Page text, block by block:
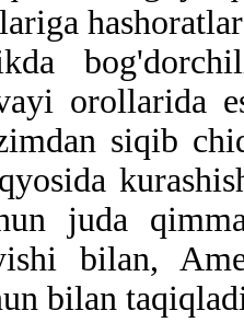
orollarida
siqib
juda
bilan,
bilan